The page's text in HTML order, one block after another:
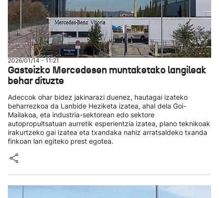
2026/01/14 - 11:21
Gasteizko Mercedesen muntaketako langileak
behar dituzte
Adeccok ohar bidez jakinarazi duenez, hautagai izateko
beharrezkoa da Lanbide Heziketa izatea, ahal dela Goi-
Mailakoa, eta industria-sektorean edo sektore
autopropultsatuan aurretik esperientzia izatea, plano teknikoak
irakurtzeko gai izatea eta txandaka nahiz arratsaldeko txanda
finkoan lan egiteko prest egotea.